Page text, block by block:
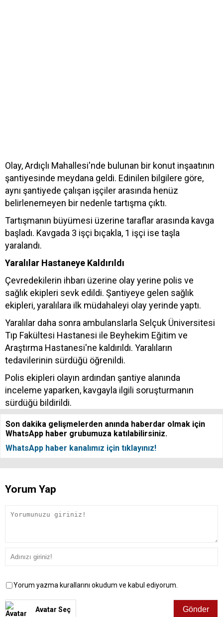
Olay, Ardıçlı Mahallesi'nde bulunan bir konut inşaatının
şantiyesinde meydana geldi. Edinilen bilgilere göre,
aynı şantiyede çalışan işçiler arasında henüz
belirlenemeyen bir nedenle tartışma çıktı.
Tartışmanın büyümesi üzerine taraflar arasında kavga
başladı. Kavgada 3 işçi bıçakla, 1 işçi ise taşla
yaralandı.
Yaralılar Hastaneye Kaldırıldı
Çevredekilerin ihbarı üzerine olay yerine polis ve
sağlık ekipleri sevk edildi. Şantiyeye gelen sağlık
ekipleri, yaralılara ilk müdahaleyi olay yerinde yaptı.
Yaralılar daha sonra ambulanslarla Selçuk Üniversitesi
Tıp Fakültesi Hastanesi ile Beyhekim Eğitim ve
Araştırma Hastanesi'ne kaldırıldı. Yaralıların
tedavilerinin sürdüğü öğrenildi.
Polis ekipleri olayın ardından şantiye alanında
inceleme yaparken, kavgayla ilgili soruşturmanın
sürdüğü bildirildi.
Son dakika gelişmelerden anında haberdar olmak için
WhatsApp haber grubumuza katılabilirsiniz.
WhatsApp haber kanalımız için tıklayınız!
Yorum Yap
Yorum yazma kurallarını okudum ve kabul ediyorum.
Avatar Seç